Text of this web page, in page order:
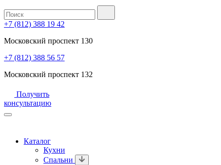
+7 (812) 388 19 42
Московский проспект 130
+7 (812) 388 56 57
Московский проспект 132
Получить
консультацию
Каталог
Кухни
Спальни